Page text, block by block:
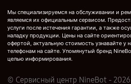
Мы специализируемся на обслуживании и
являемся их официальным сервисом.
услуги после истечения гарантии, а также
наладку продукции. Цены на сайте
офертой, актуальную стоимость узнавайте у
телефонам на сайте. Упомянутый бренд
целью информирования.
© Сервисный центр NineBot - 2026